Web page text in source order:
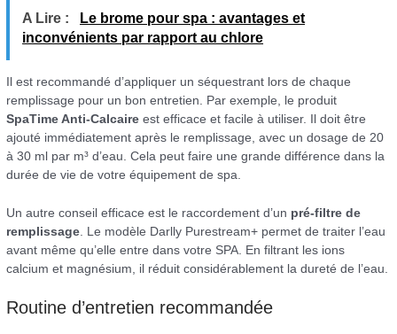
A Lire :
Le brome pour spa : avantages et
inconvénients par rapport au chlore
Il est recommandé d’appliquer un séquestrant lors de chaque
remplissage pour un bon entretien. Par exemple, le produit
SpaTime Anti-Calcaire est efficace et facile à utiliser. Il doit être
ajouté immédiatement après le remplissage, avec un dosage de 20
à 30 ml par m³ d’eau. Cela peut faire une grande différence dans la
durée de vie de votre équipement de spa.
Un autre conseil efficace est le raccordement d’un pré-filtre de
remplissage . Le modèle Darlly Purestream+ permet de traiter l’eau
avant même qu’elle entre dans votre SPA. En filtrant les ions
calcium et magnésium, il réduit considérablement la dureté de l’eau.
Routine d’entretien recommandée